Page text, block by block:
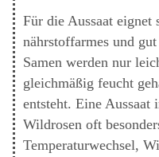
Für die Aussaat eignet
nährstoffarmes und
Samen werden nur
gleichmäßig feucht
entsteht. Eine Aussaat
Wildrosen oft
Temperaturwechsel,